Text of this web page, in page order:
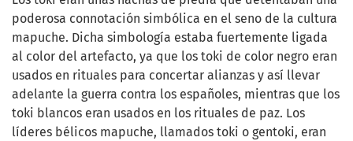
poderosa connotación simbólica en el seno de la cultura
mapuche. Dicha simbología estaba fuertemente ligada
al color del artefacto, ya que los toki de color negro eran
usados en rituales para concertar alianzas y así llevar
adelante la guerra contra los españoles, mientras que los
toki blancos eran usados en los rituales de paz. Los
líderes bélicos mapuche, llamados toki o gentoki, eran